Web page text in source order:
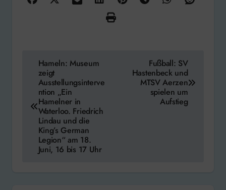
Beitragsnavigation
Hameln: Museum
zeigt
Ausstellungsinterve
ntion „Ein
Hamelner in
Waterloo. Friedrich
Lindau und die
King’s German
Legion“ am 18.
Juni, 16 bis 17 Uhr
Fußball: SV
Hastenbeck und
MTSV Aerzen
spielen um
Aufstieg